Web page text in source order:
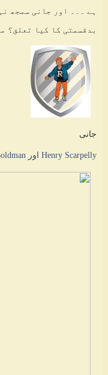
ہے ۔۔۔ اور جانی سمجھ
بدقسمتی کا کیا تعلق؟
جانی
Henry Scarpelly اور Craig Boldman